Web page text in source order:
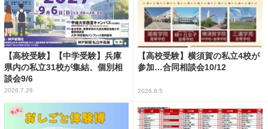
【高校受験】【中学受験】兵庫
県内の私立31校が集結、個別相
談会9/6
2026.7.28
【高校受験】横須賀の私立4校が
参加…合同相談会10/12
2026.8.5